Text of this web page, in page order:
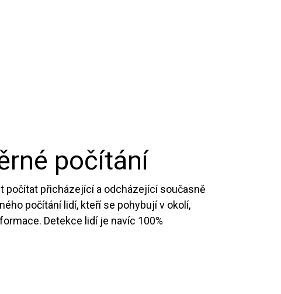
počítání
počítat přicházející a odcházející současně
počítání lidí, kteří se pohybují v okolí,
Detekce lidí je navíc 100%